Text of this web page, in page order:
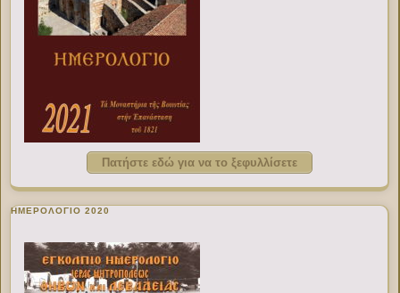
Πατήστε εδώ για να το ξεφυλλίσετε
ΗΜΕΡΟΛΟΓΙΟ 2020